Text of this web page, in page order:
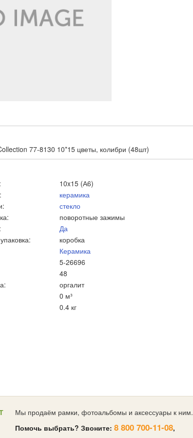
77-8130 10*15 цветы, колибри (48шт)
10x15 (А6)
керамика
стекло
поворотные зажимы
Да
коробка
Керамика
5-26696
48
оргалит
0 м³
0.4 кг
Мы продаём рамки, фотоальбомы и аксессуары к ним.
Помочь выбрать? Звоните: 8 800 700-11-08,